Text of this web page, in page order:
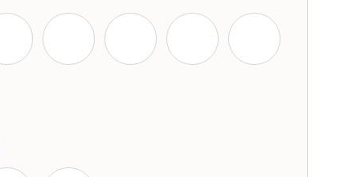
Bézs Zöld Rózsaszín Piros